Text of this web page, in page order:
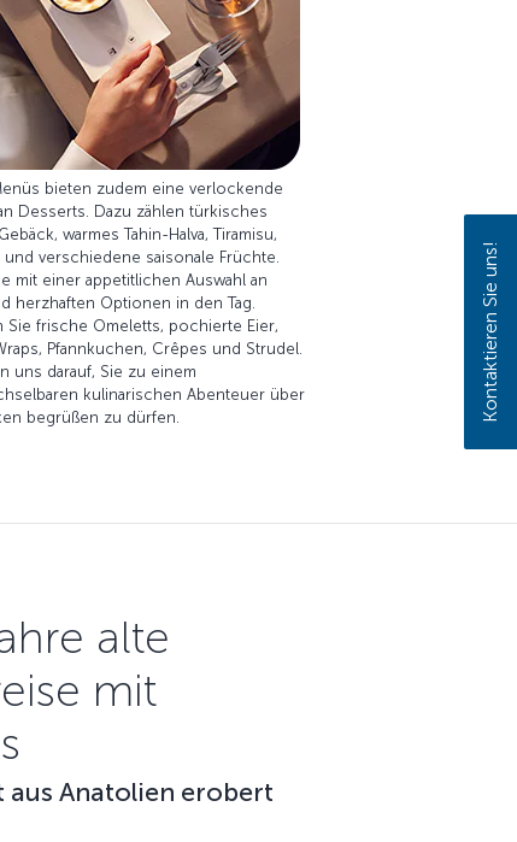
bieten zudem eine verlockende
Desserts. Dazu zählen türkisches
warmes Tahin-Halva, Tiramisu,
und verschiedene saisonale Früchte.
mit einer appetitlichen Auswahl an
herzhaften Optionen in den Tag.
Sie frische Omeletts, pochierte Eier,
Pfannkuchen, Crêpes und Strudel.
uns darauf, Sie zu einem
kulinarischen Abenteuer über
begrüßen zu dürfen.
alte
mit
aus Anatolien erobert
Kontaktieren Sie uns!